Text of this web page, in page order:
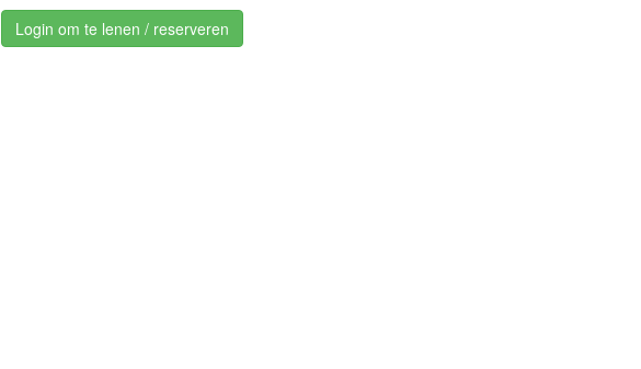
Login om te lenen / reserveren